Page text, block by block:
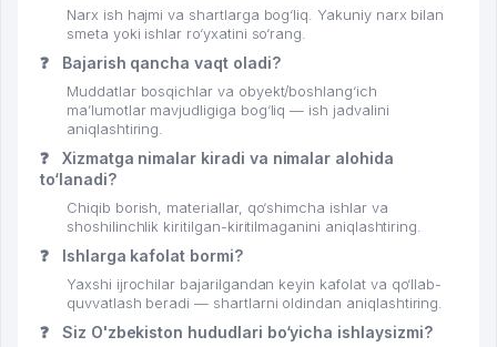
Narx ish hajmi va shartlarga bog‘liq. Yakuniy narx bilan
smeta yoki ishlar ro‘yxatini so‘rang.
❓ Bajarish qancha vaqt oladi?
Muddatlar bosqichlar va obyekt/boshlang‘ich
ma’lumotlar mavjudligiga bog‘liq — ish jadvalini
aniqlashtiring.
❓
Xizmatga nimalar kiradi va nimalar alohida
to‘lanadi?
Chiqib borish, materiallar, qo‘shimcha ishlar va
shoshilinchlik kiritilgan-kiritilmaganini aniqlashtiring.
❓ Ishlarga kafolat bormi?
Yaxshi ijrochilar bajarilgandan keyin kafolat va qo‘llab-
quvvatlash beradi — shartlarni oldindan aniqlashtiring.
❓ Siz O'zbekiston hududlari bo‘yicha ishlaysizmi?